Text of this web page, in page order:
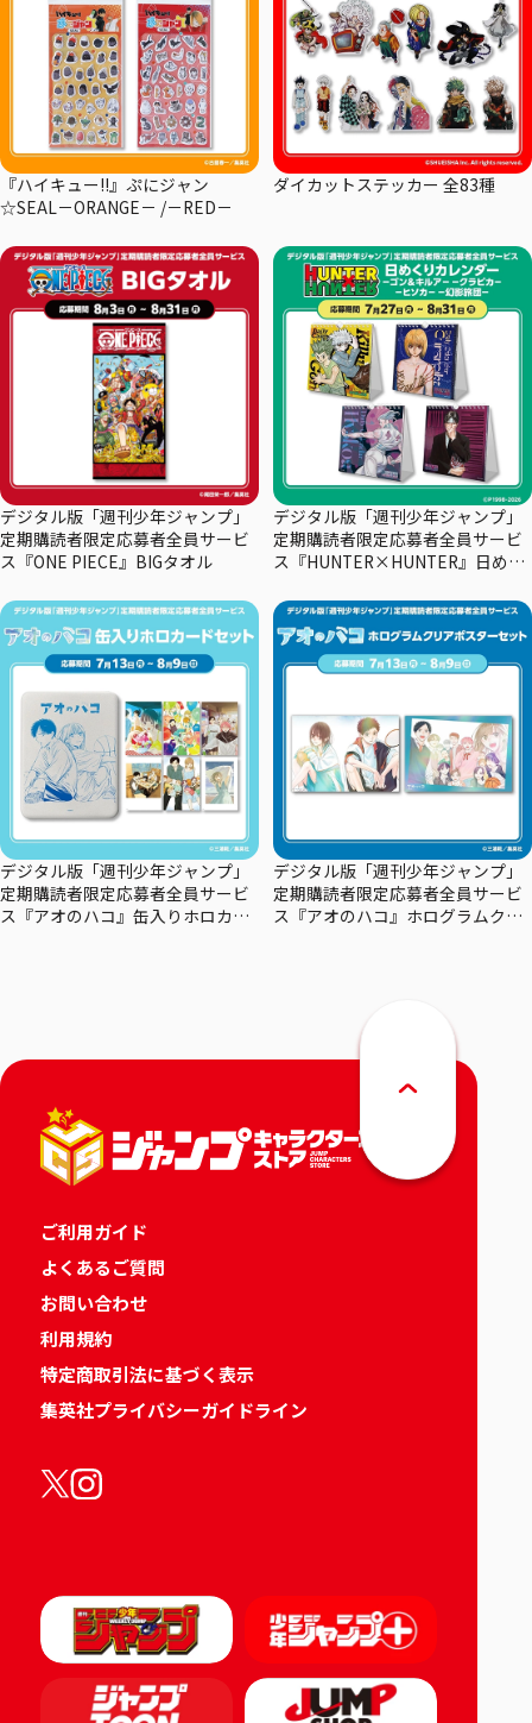
『ハイキュー!!』ぷにジャン
☆SEAL－ORANGE－ /－RED－
ダイカットステッカー 全83種
デジタル版「週刊少年ジャンプ」
定期購読者限定応募者全員サービ
ス『ONE PIECE』BIGタオル
デジタル版「週刊少年ジャンプ」
定期購読者限定応募者全員サービ
ス『HUNTER×HUNTER』日めく
デジタル版「週刊少年ジャンプ」
定期購読者限定応募者全員サービ
ス『アオのハコ』缶入りホロカー
デジタル版「週刊少年ジャンプ」
定期購読者限定応募者全員サービ
ス『アオのハコ』ホログラムクリ
ご利用ガイド
よくあるご質問
お問い合わせ
利用規約
特定商取引法に基づく表示
集英社プライバシーガイドライン